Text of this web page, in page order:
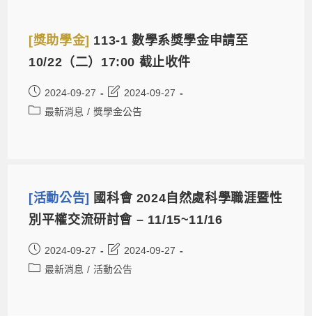
[獎助學金] 113-1 數學系獎學金申請至
10/22（二）17:00 截止收件
2024-09-27
2024-09-27
最新消息 / 獎學金公告
[活動公告] 國科會 2024自然處科學職涯暨性
別平權交流研討會 – 11/15~11/16
2024-09-27
2024-09-27
最新消息 / 活動公告